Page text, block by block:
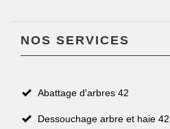
NOS SERVICES
Abattage d'arbres 42
Dessouchage arbre et haie 42